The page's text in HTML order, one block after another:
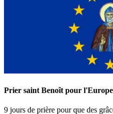
Prier saint Benoît pour
9 jours de prière pour que des